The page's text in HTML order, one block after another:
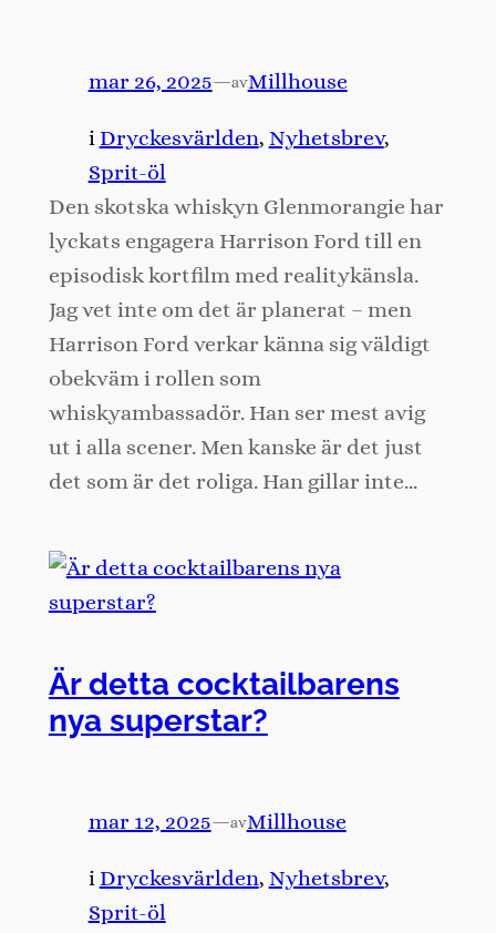
mar 26, 2025—avMillhouse
i Dryckesvärlden, Nyhetsbrev
Sprit-öl
Den skotska whiskyn Glenmorangie har
lyckats engagera Harrison Ford till en
episodisk kortfilm med realitykänsla.
Jag vet inte om det är planerat – men
Harrison Ford verkar känna sig väldigt
obekväm i rollen som
whiskyambassadör. Han ser mest avig
ut i alla scener. Men kanske är det just
det som är det roliga. Han gillar inte…
Är detta cocktailbarens
nya superstar?
mar 12, 2025—avMillhouse
i Dryckesvärlden, Nyhetsbrev
Sprit-öl